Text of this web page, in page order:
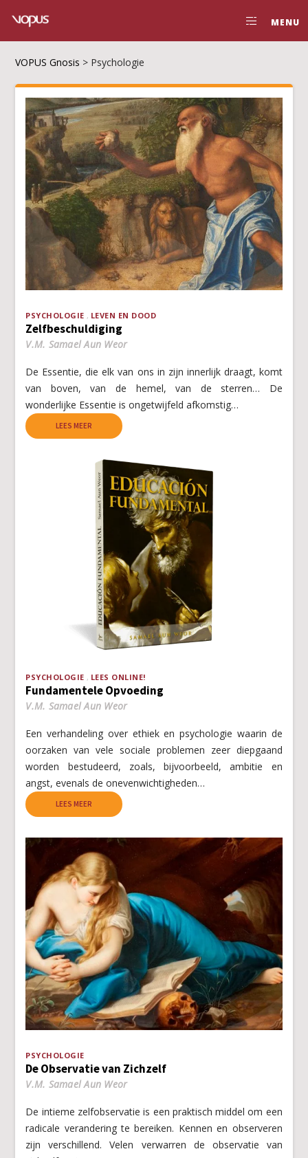
MENU
VOPUS Gnosis > Psychologie
PSYCHOLOGIE LEVEN EN DOOD
Zelfbeschuldiging
V.M. Samael Aun Weor
De Essentie, die elk van ons in zijn innerlijk draagt, komt
van boven, van de hemel, van de sterren… De
wonderlijke Essentie is ongetwijfeld afkomstig…
LEES MEER
PSYCHOLOGIE LEES ONLINE!
Fundamentele Opvoeding
V.M. Samael Aun Weor
Een verhandeling over ethiek en psychologie waarin de
oorzaken van vele sociale problemen zeer diepgaand
worden bestudeerd, zoals, bijvoorbeeld, ambitie en
angst, evenals de onevenwichtigheden…
LEES MEER
PSYCHOLOGIE
De Observatie van Zichzelf
V.M. Samael Aun Weor
De intieme zelfobservatie is een praktisch middel om een
radicale verandering te bereiken. Kennen en observeren
zijn verschillend. Velen verwarren de observatie van